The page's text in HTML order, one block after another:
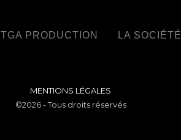
TGA PRODUCTION LA SOCIÉTÉ
MENTIONS LÉGALES
©2026 - Tous droits réservés